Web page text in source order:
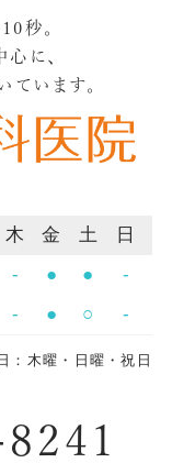
秒。
に、
います。
木 金 土
日
- ● ●
-
- ● ○ -
木曜・日曜・祝日